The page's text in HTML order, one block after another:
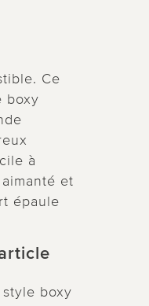
Ce
boxy
à
et
épaule
boxy